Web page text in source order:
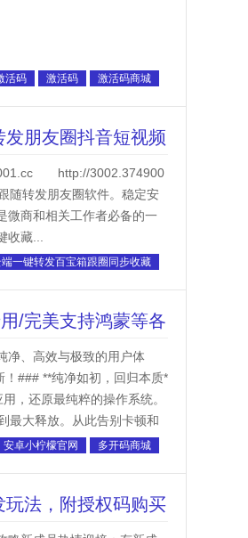
活码 激活码 激活码商城
发朋友圈抖音短视频
http://3002.374900
转发朋友圈软件。稳定安
微商和相关工作者必备的一
藏...
一键转发百宝箱跟圈同步收藏
/完美支持鸿蒙等各
净、高效与极致的用户体
### **纯净如初，回归本质*
，还原最纯粹的操作系统。
最大释放。从此告别卡顿和
安卓小柠檬官网 多开码商城
法，附授权码购买